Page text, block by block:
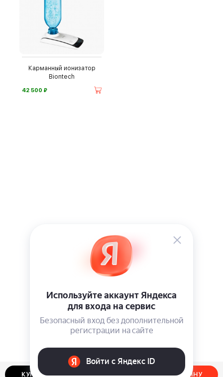
КУПИТЬ В ОДИН КЛИК ДОБАВИТЬ В КОРЗИНУ
Карманный ионизатор
Biontech
42 500 ⃏